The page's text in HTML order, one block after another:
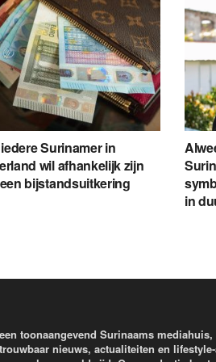
Surinamer in
wil afhankelijk zijn
bijstandsuitkering
in
toonaangevend Surinaams
nieuws, actualiteiten en